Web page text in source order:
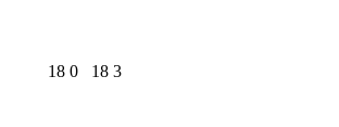
18 0 18 3